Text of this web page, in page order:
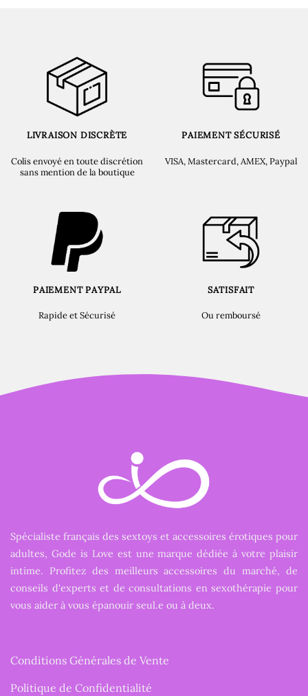
LIVRAISON DISCRÈTE
Colis envoyé en toute discrétion
sans mention de la boutique
PAIEMENT SÉCURISÉ
VISA, Mastercard, AMEX, Paypal
PAIEMENT PAYPAL
Rapide et Sécurisé
SATISFAIT
Ou remboursé
Spécialiste français des sextoys et accessoires érotiques pour
adultes, Gode is Love est une marque dédiée à votre plaisir
intime. Profitez des meilleurs accessoires du marché, de
conseils d'experts et de consultations en sexothérapie pour
vous aider à vous épanouir seul.e ou à deux.
Conditions Générales de Vente
Politique de Confidentialité